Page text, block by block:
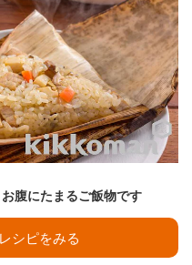
腹にたまるご飯物です
シピをみる